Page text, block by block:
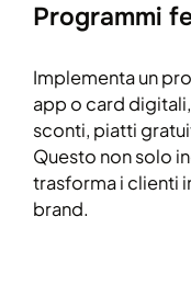
Programmi
Implementa un
app o card
sconti, piatti
Questo non solo
trasforma i clienti
brand.